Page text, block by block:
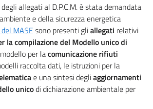
allegati al D.P.C.M. è stata demandata
e della sicurezza energetica
MASE sono presenti gliallegati relativi
la compilazione del Modello unico di
per lacomunicazione rifiuti
raccolta dati, le istruzioni per la
e una sintesi degliaggiornamenti
unicodi dichiarazione ambientale per